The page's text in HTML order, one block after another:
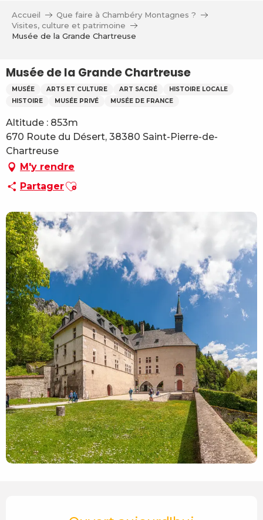
contenu
Accueil
Que faire à Chambéry Montagnes ?
Visites, culture et patrimoine
Musée de la Grande Chartreuse
Musée de la Grande Chartreuse
MUSÉE ARTS ET CULTURE ART SACRÉ
HISTOIRE LOCALE
HISTOIRE
MUSÉE PRIVÉ MUSÉE DE FRANCE
Altitude : 853m
670 Route du Désert, 38380 Saint-Pierre-de-
Chartreuse
M'y rendre
PartagerAjouter aux favoris